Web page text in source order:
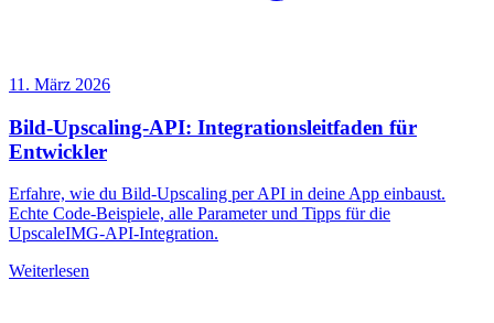
11. März 2026
Bild-Upscaling-API: Integrationsleitfaden für
Entwickler
Erfahre, wie du Bild-Upscaling per API in deine App einbaust.
Echte Code-Beispiele, alle Parameter und Tipps für die
UpscaleIMG-API-Integration.
Weiterlesen